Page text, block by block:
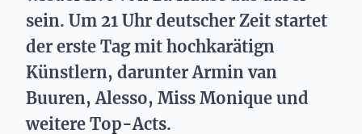
sein. Um 21 Uhr deutscher Zeit startet
der erste Tag mit hochkarätign
Künstlern, darunter Armin van
Buuren, Alesso, Miss Monique und
weitere Top-Acts.